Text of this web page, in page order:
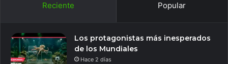
Reciente Popular
Los protagonistas más inesperados
de los Mundiales
Hace 2 días